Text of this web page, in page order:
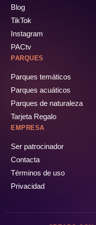
Blog
TikTok
Instagram
PACtv
PARQUES
Parques temáticos
Parques acuáticos
Parques de naturaleza
Tarjeta Regalo
EMPRESA
Ser patrocinador
Contacta
Términos de uso
Privacidad